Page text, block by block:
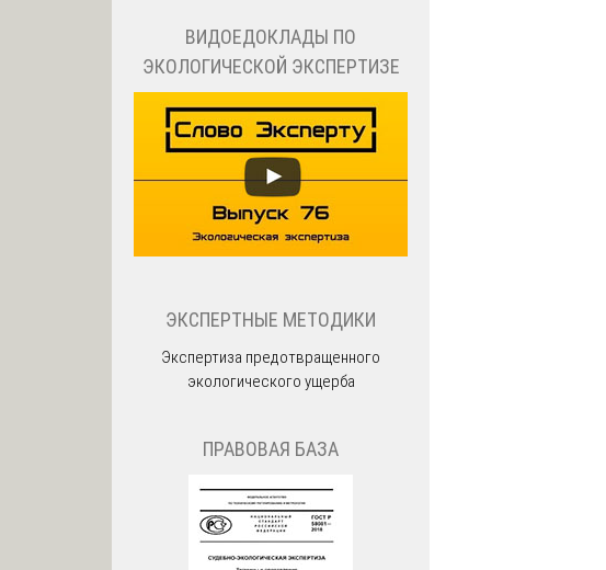
ВИДОЕДОКЛАДЫ ПО
ЭКОЛОГИЧЕСКОЙ ЭКСПЕРТИЗЕ
ЭКСПЕРТНЫЕ МЕТОДИКИ
Экспертиза предотвращенного
экологического ущерба
ПРАВОВАЯ БАЗА